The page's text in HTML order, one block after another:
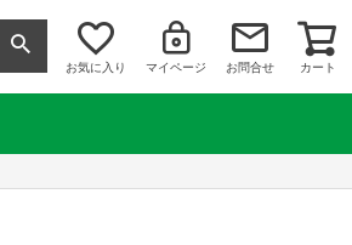
お気に入り マイページ お問合せ カート